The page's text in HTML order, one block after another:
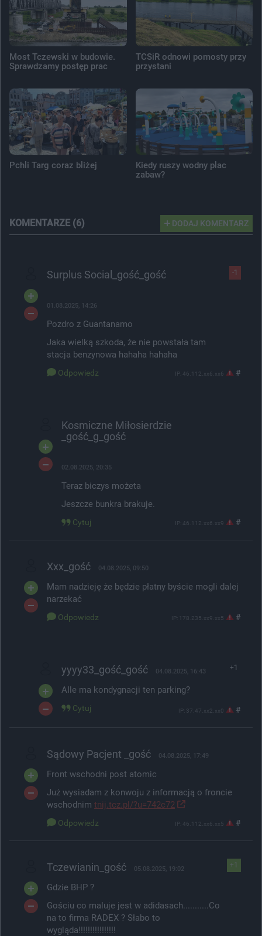
Most Tczewski w budowie.
Sprawdzamy postęp prac
TCSiR odnowi pomosty przy
przystani
Pchli Targ coraz bliżej
Kiedy ruszy wodny plac
zabaw?
KOMENTARZE (6) DODAJ KOMENTARZ
-1
Surplus Social_gość_gość
01.08.2025, 14:26
Pozdro z Guantanamo
Jaka wielką szkoda, że nie powstała tam
stacja benzynowa hahaha hahaha
Odpowiedz IP: 46.112.xx6.xx6 #
Kosmiczne Miłosierdzie
_gość_g_gość
02.08.2025, 20:35
Teraz biczys możeta
Jeszcze bunkra brakuje.
Cytuj IP: 46.112.xx6.xx9 #
Xxx_gość 04.08.2025, 09:50
Mam nadzieję że będzie płatny byście mogli dalej
narzekać
Odpowiedz IP: 178.235.xx9.xx5 #
+1
yyyy33_gość_gość 04.08.2025, 16:43
AIle ma kondygnacji ten parking?
Cytuj IP: 37.47.xx2.xx0 #
Sądowy Pacjent _gość 04.08.2025, 17:49
Front wschodni post atomic
Już wysiadam z konwoju z informacją o froncie
wschodnim tnij.tcz.pl/?u=742c72
Odpowiedz IP: 46.112.xx6.xx5 #
+1
Tczewianin_gość 05.08.2025, 19:02
Gdzie BHP ?
Gościu co maluje jest w adidasach...........Co
na to firma RADEX ? Słabo to
wygląda!!!!!!!!!!!!!!!!